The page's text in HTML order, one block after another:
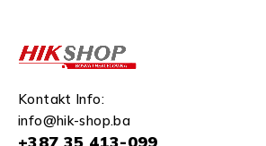
Kontakt Info:
info@hik-shop.ba